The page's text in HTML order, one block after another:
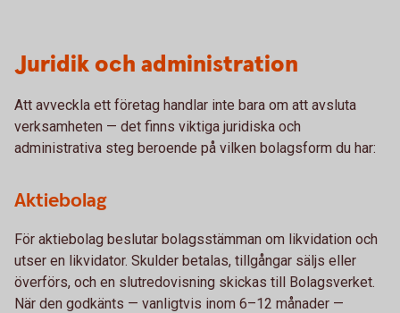
Juridik och administration
Att avveckla ett företag handlar inte bara om att avsluta
verksamheten — det finns viktiga juridiska och
administrativa steg beroende på vilken bolagsform du har:
Aktiebolag
För aktiebolag beslutar bolagsstämman om likvidation och
utser en likvidator. Skulder betalas, tillgångar säljs eller
överförs, och en slutredovisning skickas till Bolagsverket.
När den godkänts — vanligtvis inom 6–12 månader —